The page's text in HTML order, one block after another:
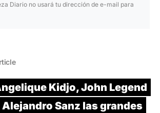
Diario no usará tu dirección de e-mail para
Kidjo, John Legend
Alejandro Sanz las grandes